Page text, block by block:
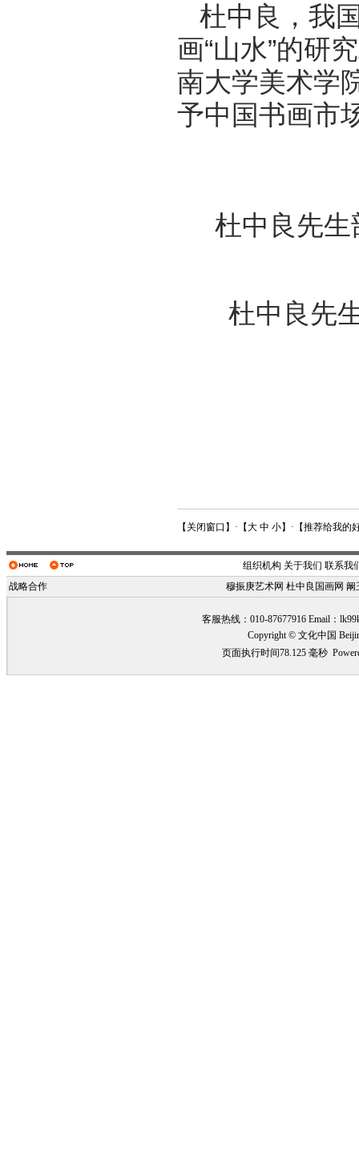
杜中良，我
画“山水”的研
南大学美术学
予中国书画市
杜中良先
杜中良先
【 关闭窗口 】·【大 中 小】·【推荐给我的
组织机构 关于我们 联系我
战略合作
穆振庚艺术网 杜中良国画网 阚
客服热线：010-87677916 Email：
Copyright © 文化中国
页面执行时间78.125 毫秒